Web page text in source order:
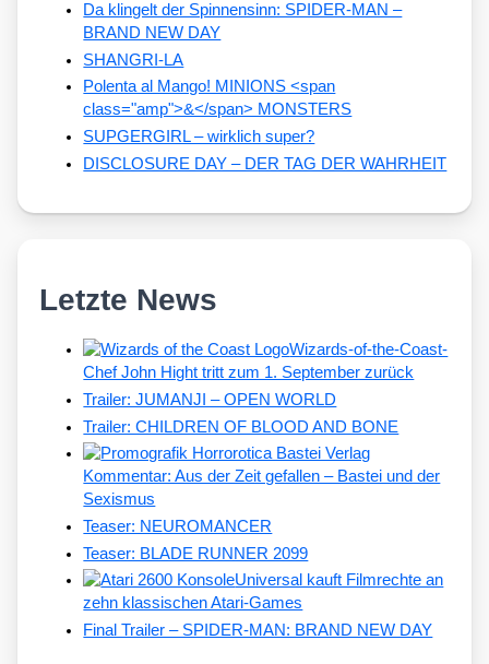
Da klingelt der Spinnensinn: SPIDER-MAN –
BRAND NEW DAY
SHANGRI-LA
Polenta al Mango! MINIONS <span
class="amp">&</span> MONSTERS
SUPGERGIRL – wirklich super?
DISCLOSURE DAY – DER TAG DER WAHRHEIT
Letzte News
Wizards-of-the-Coast-
Chef John Hight tritt zum 1. September zurück
Trailer: JUMANJI – OPEN WORLD
Trailer: CHILDREN OF BLOOD AND BONE
Kommentar: Aus der Zeit gefallen – Bastei und der
Sexismus
Teaser: NEUROMANCER
Teaser: BLADE RUNNER 2099
Universal kauft Filmrechte an
zehn klassischen Atari-Games
Final Trailer – SPIDER-MAN: BRAND NEW DAY